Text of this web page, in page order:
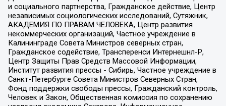
и социального партнерства, Гражданское действие, Центр
независимых социологических исследований, Сутяжник,
АКАДЕМИЯ ПО ПРАВАМ ЧЕЛОВЕКА, Центр развития
некоммерческих организаций, Частное учреждение в
Калининграде Совета Министров северных стран,
Гражданское содействие, Трансперенси Интернешнл-Р,
Центр Защиты Прав Средств Массовой Информации,
Институт развития прессы - Сибирь, Частное учреждение в
Санкт-Петербурге Совета Министров Северных Стран,
Фонд поддержки свободы прессы, Гражданский контроль,
Человек и Закон, Общественная комиссия по сохранению